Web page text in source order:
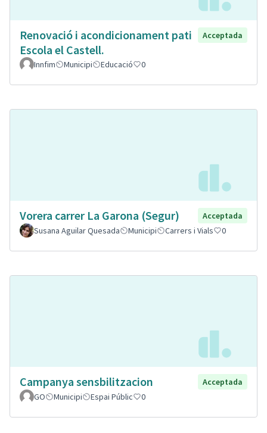
Renovació i acondicionament pati
Escola el Castell.
Acceptada
Innfim Municipi Educació 0
Vorera carrer La Garona (Segur)
Acceptada
Susana Aguilar Quesada
Municipi Carrers i Vials 0
Campanya sensbilitzacion
Acceptada
GO
Municipi Espai Públic 0